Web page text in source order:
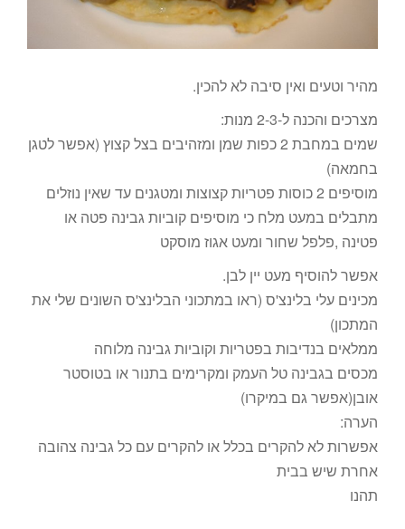
מהיר וטעים ואין סיבה לא להכין.
מצרכים והכנה ל-2-3 מנות:
שמים במחבת 2 כפות שמן ומזהיבים בצל קצוץ (אפשר לטגן
בחמאה)
מוסיפים 2 כוסות פטריות קצוצות ומטגנים עד שאין נוזלים
מתבלים במעט מלח כי מוסיפים קוביות גבינה פטה או
פטינה ,פלפל שחור ומעט אגוז מוסקט
אפשר להוסיף מעט יין לבן.
מכינים עלי בלינצ'ס (ראו במתכוני הבלינצ'ס השונים שלי את
המתכון)
ממלאים בנדיבות בפטריות וקוביות גבינה מלוחה
מכסים בגבינה טל העמק ומקרימים בתנור או בטוסטר
אובן(אפשר גם במיקרו)
הערה:
אפשרות לא להקרים בכלל או להקרים עם כל גבינה צהובה
אחרת שיש בבית
תהנו